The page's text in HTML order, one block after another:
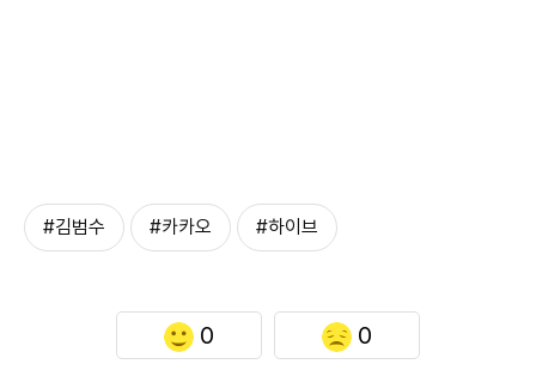
#김범수 #카카오 #하이브
0 0